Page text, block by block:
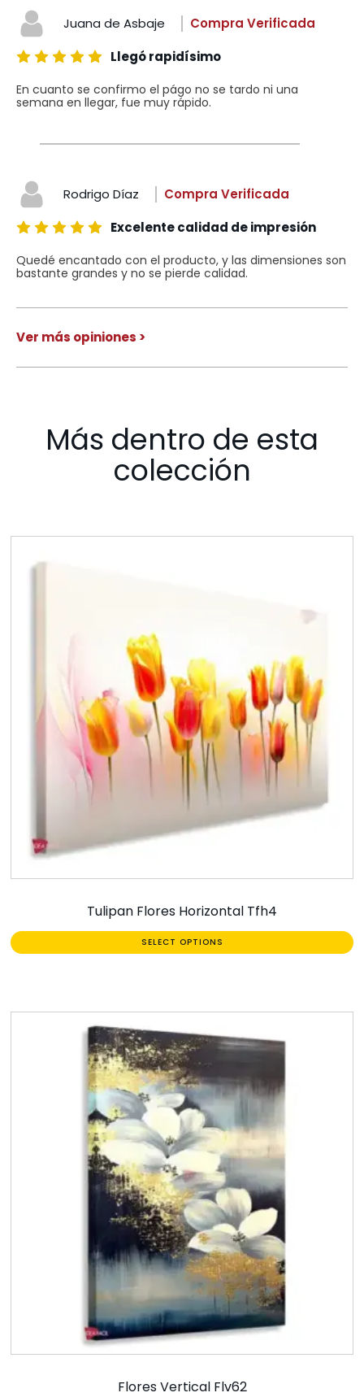
Juana de Asbaje
Compra Verificada
Llegó rapidísimo
En cuanto se confirmo el págo no se tardo ni una
semana en llegar, fue muy rápido.
Rodrigo Díaz
Compra Verificada
Excelente calidad de impresión
Quedé encantado con el producto, y las dimensiones son
bastante grandes y no se pierde calidad.
Ver más opiniones >
Más dentro de esta
colección
Tulipan Flores Horizontal Tfh4
SELECT OPTIONS
Flores Vertical Flv62